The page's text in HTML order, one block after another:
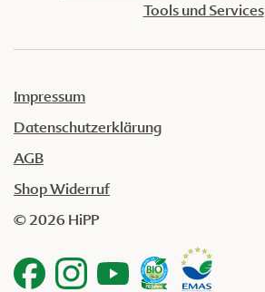
Tools und Services
Impressum
Datenschutzerklärung
AGB
Shop Widerruf
© 2026 HiPP